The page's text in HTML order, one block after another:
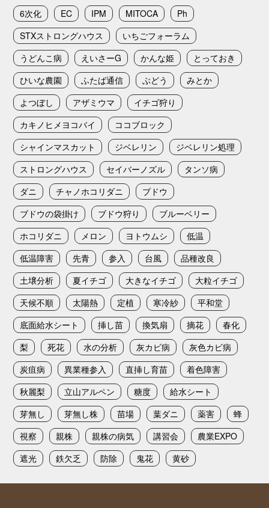
6次化 EC IPM MITOCA
Ph
STXストロングハウス
いちごフォーラム
うどんこ病
えいさーG かんな姫
とっておき
ひいな農園
ふたば通信 ぶどう
みとか
よつぼし
アザミウマ
イチゴ狩り
カキノヒメヨコバイ
ココブロック
シャインマスカット
ジベレリン
ジベレリン処理
ストロングハウス
セイバーノズル
タンソ病
ダニ
チャノホコリダニ
ブドウ
ブドウの袋掛け
ブドウ狩り
ブルーベリー
ホコリダニ
メロン ヨトウムシ
低温
低温障害
先青 参入 台風
品種改良
土壌分析
夏イチゴ 大きなイチゴ
大粒イチゴ
天候不順
太陽熱 定植 寒冷紗
平和堂
底面給水シート
挿し苗 換気扇 摘花
春化
梨
死花 水の分析 灰カビ病
灰色カビ病
炭疽病
異業種参入 直挿し育苗
着色障害
秋麗梨
立山アルペン 糖度
給水シート
芽無し
芽無し株 苗場 葉ダニ 薬害
蜂
視察
親株 親株の病気 講習会
農業EXPO
遮光
鉄欠乏 防除 鬼花 黄砂